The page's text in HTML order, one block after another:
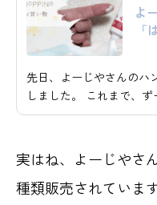
よ
先日、よーじやさんのハ
しました。 これまで、
実はね、よーじやさ
種類販売されています